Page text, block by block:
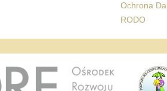
Ochrona
RODO